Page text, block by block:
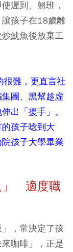
遲到、翹班，
孩子在18歲離
魷魚後放棄工
難，更直言社
團、黑幫趁虛
出「援手」。
孩子唸到大
孩子大學畢業
」 適度職
，常決定了孩
咖啡」，正是